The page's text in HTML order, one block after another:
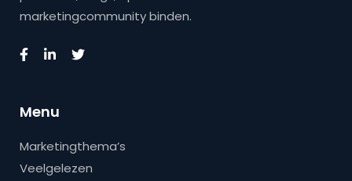
marketingcommunity binden.
Menu
Marketingthema’s
Veelgelezen